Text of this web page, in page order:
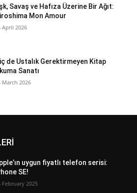
Savaş ve Hafıza Üzerine Bir Ağıt:
Mon Amour
April 2026
de Ustalık Gerektirmeyen Kitap
Sanatı
March 2026
uygun fiyatlı telefon serisi:
SE!
February 2025